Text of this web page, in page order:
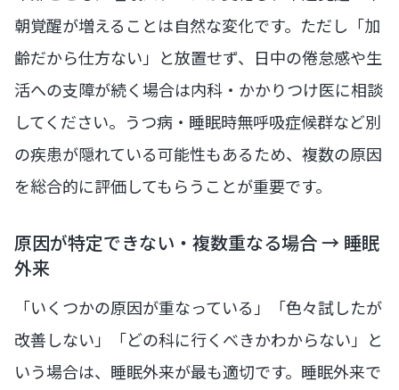
朝覚醒が増えることは自然な変化です。ただし「加
齢だから仕方ない」と放置せず、日中の倦怠感や生
活への支障が続く場合は内科・かかりつけ医に相談
してください。うつ病・睡眠時無呼吸症候群など別
の疾患が隠れている可能性もあるため、複数の原因
を総合的に評価してもらうことが重要です。
原因が特定できない・複数重なる場合 → 睡眠
外来
「いくつかの原因が重なっている」「色々試したが
改善しない」「どの科に行くべきかわからない」と
いう場合は、睡眠外来が最も適切です。睡眠外来で